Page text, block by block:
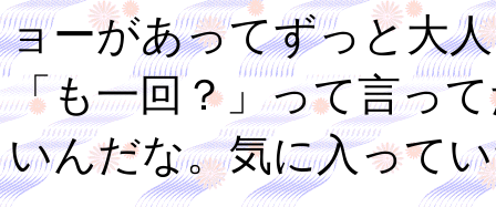
ョーがあってずっと大
「も一回？」って言っ
いんだな。気に入って